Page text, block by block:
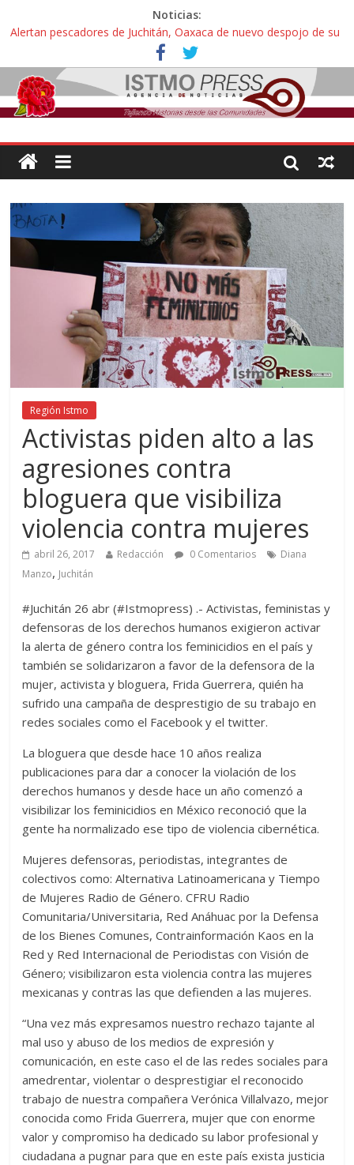
Noticias:
Alertan pescadores de Juchitán, Oaxaca de nuevo despojo de su
territorio para construir un parque eólico
Pescadores y comuneros ikoots detienen la extracción ilegal de
material pétreo de gravera Oyamel
Un nuevo derrame de hidrocarburo afecta a Salina Cruz, Oaxaca;
ahora pescadores de Salinas del Marqués denuncian daños de
Ángel, el joven autista expulsado por la Universidad Bienestar de
Ixtepec, Oaxaca vuelve a las aulas tras amparo
la SEGOB y exigen detener a los autores materiales e
intelectuales de su asesinato
Región Istmo
Activistas piden alto a las
agresiones contra
bloguera que visibiliza
violencia contra mujeres
abril 26, 2017 Redacción 0 Comentarios
Diana
Manzo, Juchitán
#Juchitán 26 abr (#Istmopress) .- Activistas, feministas y
defensoras de los derechos humanos exigieron activar
la alerta de género contra los feminicidios en el país y
también se solidarizaron a favor de la defensora de la
mujer, activista y bloguera, Frida Guerrera, quién ha
sufrido una campaña de desprestigio de su trabajo en
redes sociales como el Facebook y el twitter.
La bloguera que desde hace 10 años realiza
publicaciones para dar a conocer la violación de los
derechos humanos y desde hace un año comenzó a
visibilizar los feminicidios en México reconoció que la
gente ha normalizado ese tipo de violencia cibernética.
Mujeres defensoras, periodistas, integrantes de
colectivos como: Alternativa Latinoamericana y Tiempo
de Mujeres Radio de Género. CFRU Radio
Comunitaria/Universitaria, Red Anáhuac por la Defensa
de los Bienes Comunes, Contrainformación Kaos en la
Red y Red Internacional de Periodistas con Visión de
Género; visibilizaron esta violencia contra las mujeres
mexicanas y contras las que defienden a las mujeres.
“Una vez más expresamos nuestro rechazo tajante al
mal uso y abuso de los medios de expresión y
comunicación, en este caso el de las redes sociales para
amedrentar, violentar o desprestigiar el reconocido
trabajo de nuestra compañera Verónica Villalvazo, mejor
conocida como Frida Guerrera, mujer que con enorme
valor y compromiso ha dedicado su labor profesional y
ciudadana a pugnar para que en este país exista justicia